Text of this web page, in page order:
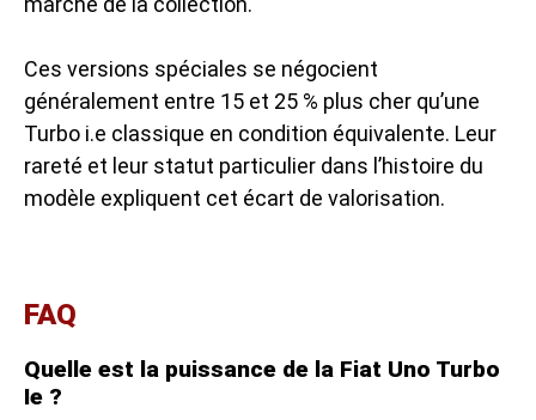
Ces versions spéciales se négocient
généralement entre 15 et 25 % plus cher qu’une
Turbo i.e classique en condition équivalente. Leur
rareté et leur statut particulier dans l’histoire du
modèle expliquent cet écart de valorisation.
FAQ
Quelle est la puissance de la Fiat Uno Turbo
Ie ?